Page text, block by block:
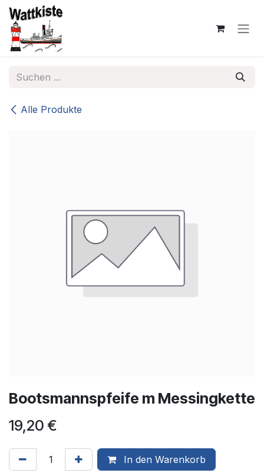
Zum Inhalt springen
Alle Produkte
Bootsmannspfeife m Messingkette
19,20 €
In den Warenkorb